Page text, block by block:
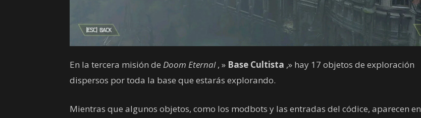
En la tercera misión de Doom Eternal, » Base Cultista ,» hay 17 objetos de exploración
dispersos por toda la base que estarás explorando.
Mientras que algunos objetos, como los modbots y las entradas del códice, aparecen en